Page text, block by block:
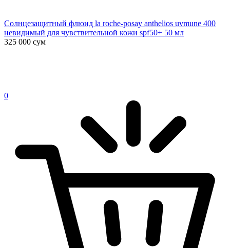
Солнцезащитный флюид la roche-posay anthelios uvmune 400
невидимый для чувствительной кожи spf50+ 50 мл
325 000 сум
0